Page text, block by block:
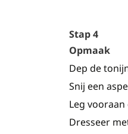
Stap 4
Opmaak
Dep de
Snij een
Leg
Dresseer